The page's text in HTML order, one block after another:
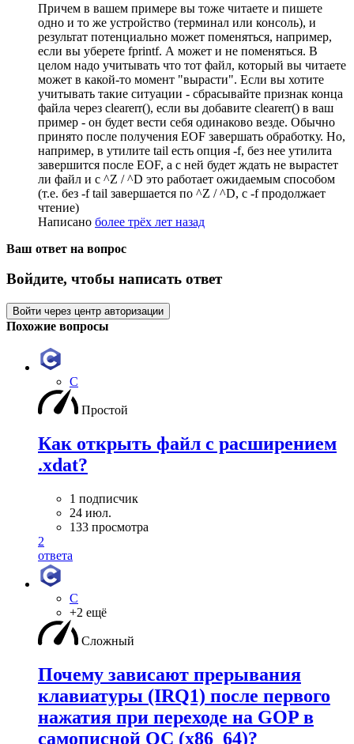
Причем в вашем примере вы тоже читаете и пишете
одно и то же устройство (терминал или консоль), и
результат потенциально может поменяться, например,
если вы уберете fprintf. А может и не поменяться. В
целом надо учитывать что тот файл, который вы читаете
может в какой-то момент "вырасти". Если вы хотите
учитывать такие ситуации - сбрасывайте признак конца
файла через clearerr(), если вы добавите clearerr() в ваш
пример - он будет вести себя одинаково везде. Обычно
принято после получения EOF завершать обработку. Но,
например, в утилите tail есть опция -f, без нее утилита
завершится после EOF, а с ней будет ждать не вырастет
ли файл и с ^Z / ^D это работает ожидаемым способом
(т.е. без -f tail завершается по ^Z / ^D, с -f продолжает
чтение)
Написано более трёх лет назад
Ваш ответ на вопрос
Войдите, чтобы написать ответ
Войти через центр авторизации
Похожие вопросы
C
Простой
Как открыть файл с расширением
.xdat?
1 подписчик
24 июл.
133 просмотра
2
ответа
C
+2 ещё
Сложный
Почему зависают прерывания
клавиатуры (IRQ1) после первого
нажатия при переходе на GOP в
самописной ОС (x86_64)?